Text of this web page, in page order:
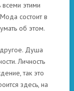
этими
состоит в
об этом.
другое. Душа
Личность
так это
здесь, на